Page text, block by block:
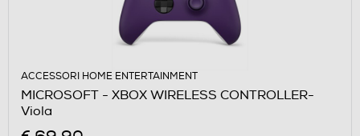
ACCESSORI HOME ENTERTAINMENT
MICROSOFT - XBOX WIRELESS CONTROLLER-
Viola